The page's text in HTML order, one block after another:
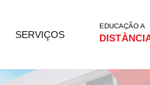
SERVIÇOS
EDUCAÇÃO A